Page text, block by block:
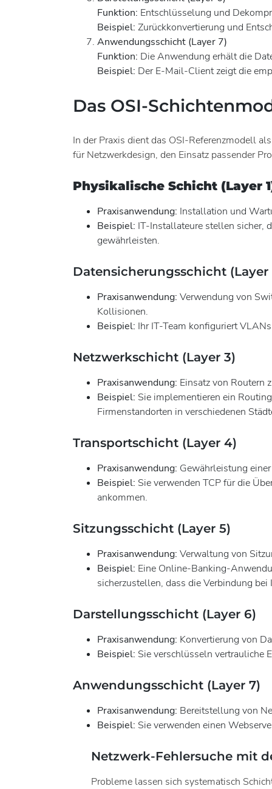
Funktion: Entschlüsselung und
Beispiel: Zurückkonvertierung und
Anwendungsschicht (Layer 7)
Funktion: Die Anwendung erhält die
Beispiel: Der E-Mail-Client zeigt die
Das OSI-
In der Praxis dient das OSI-Referenzmodell
für Netzwerkdesign, den Einsatz passender
Physikalische Schicht (Layer
Praxisanwendung: Installation und
Beispiel: IT-Installateure stellen sicher,
gewährleisten.
Datensicherungsschicht (Layer
Praxisanwendung: Verwendung von
Kollisionen.
Beispiel: Ihr IT-Team konfiguriert
Netzwerkschicht (Layer 3)
Praxisanwendung: Einsatz von Routern
Beispiel: Sie implementieren ein
Firmenstandorten in verschiedenen
Transportschicht (Layer 4)
Praxisanwendung: Gewährleistung
Beispiel: Sie verwenden TCP für die
ankommen.
Sitzungsschicht (Layer 5)
Praxisanwendung: Verwaltung von
Beispiel: Eine Online-Banking-
sicherzustellen, dass die Verbindung
Darstellungsschicht (Layer 6)
Praxisanwendung: Konvertierung von
Beispiel: Sie verschlüsseln vertrauliche
Anwendungsschicht (Layer 7)
Praxisanwendung: Bereitstellung von
Beispiel: Sie verwenden einen
Netzwerk-Fehlersuche mit
Probleme lassen sich systematisch